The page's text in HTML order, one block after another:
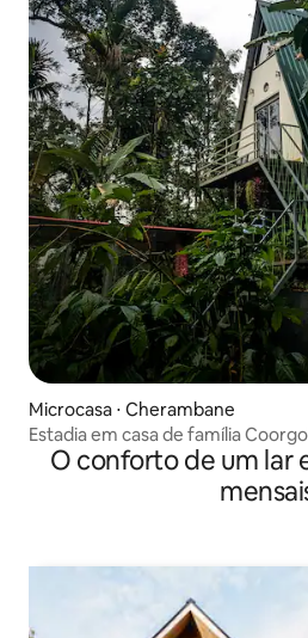
Microcasa ⋅ Cherambane
Estadia em casa de família
luxo em fazenda de café
O conforto de um lar